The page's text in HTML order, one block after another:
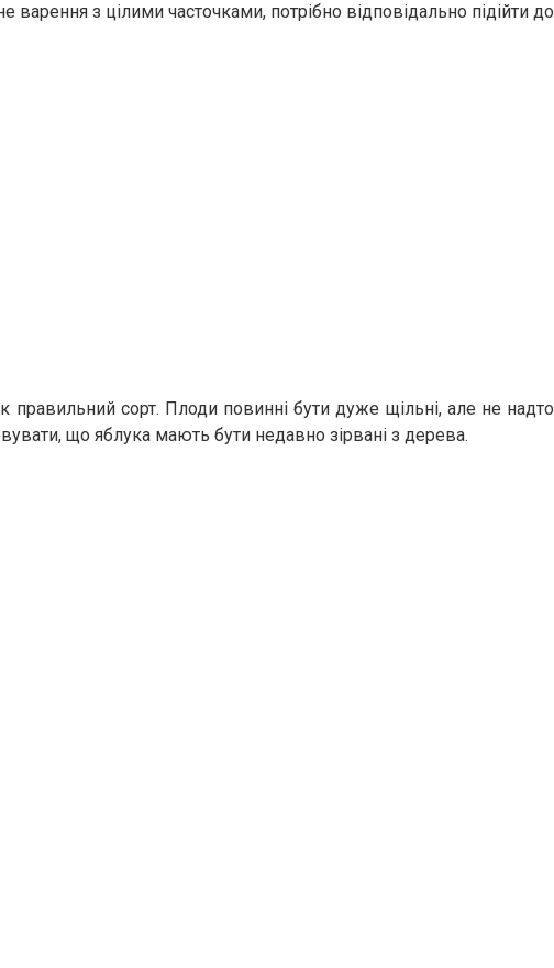
з цілими часточками, потрібно відповідально підійти до
правильний сорт. Плоди повинні бути дуже щільні, але не надто
що яблука мають бути недавно зірвані з дерева.